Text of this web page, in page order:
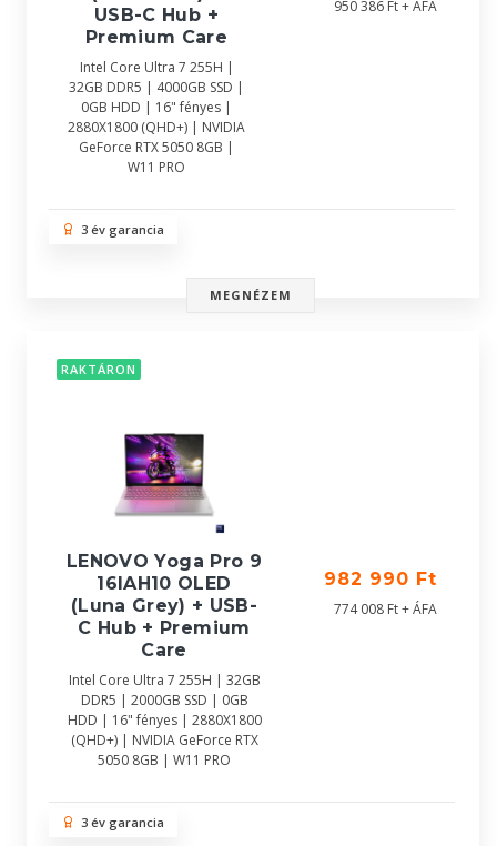
USB-C Hub +
Premium Care
Intel Core Ultra 7 255H |
32GB DDR5 | 4000GB SSD |
0GB HDD | 16" fényes |
2880X1800 (QHD+) | NVIDIA
GeForce RTX 5050 8GB |
W11 PRO
950 386 Ft + ÁFA
3 év garancia
MEGNÉZEM
RAKTÁRON
LENOVO Yoga Pro 9
16IAH10 OLED
(Luna Grey) + USB-
C Hub + Premium
Care
Intel Core Ultra 7 255H | 32GB
DDR5 | 2000GB SSD | 0GB
HDD | 16" fényes | 2880X1800
(QHD+) | NVIDIA GeForce RTX
5050 8GB | W11 PRO
982 990 Ft
774 008 Ft + ÁFA
3 év garancia